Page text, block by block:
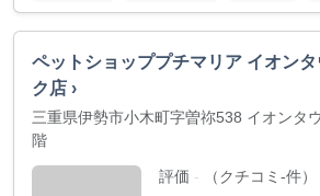
ペットショッププチマリア イオン
ク店 ›
三重県伊勢市小木町字曽祢538 イオンタ
階
評価 -
（クチコミ-件）